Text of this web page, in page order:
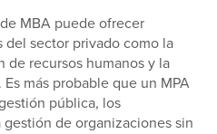
MBA puede ofrecer
del sector privado como la
de recursos humanos y la
más probable que un MPA
pública, los
de organizaciones sin